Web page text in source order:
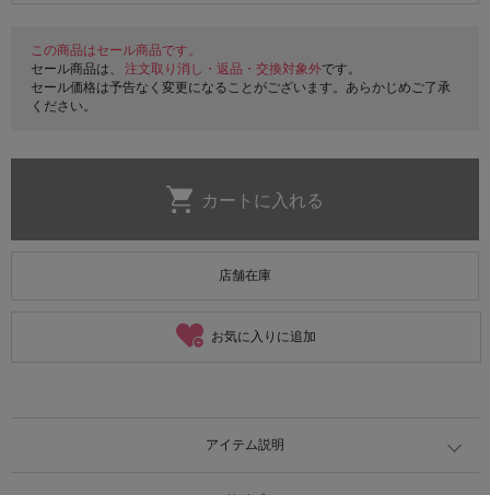
この商品はセール商品です。
セール商品は、 注文取り消し・返品・交換対象外です。
セール価格は予告なく変更になることがございます。あらかじめご了承
ください。
店舗在庫
お気に入りに追加
アイテム説明